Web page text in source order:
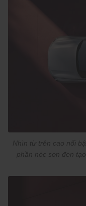
Nhìn từ trên cao nổi
phần nóc sơn đen